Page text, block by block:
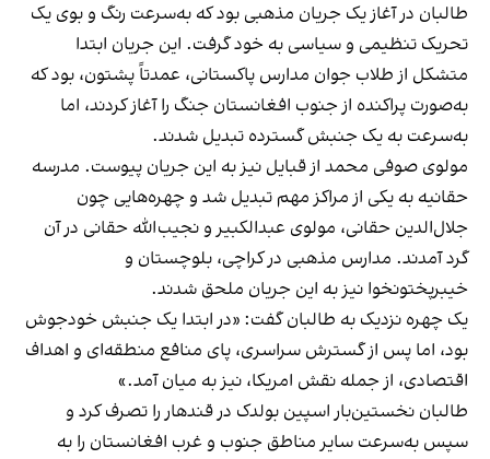
طالبان در آغاز یک جریان مذهبی بود که به‌سرعت رنگ و بوی یک
تحریک تنظیمی و سیاسی به خود گرفت. این جریان ابتدا
متشکل از طلاب جوان مدارس پاکستانی، عمدتاً پشتون، بود که
به‌صورت پراکنده از جنوب افغانستان جنگ را آغاز کردند، اما
به‌سرعت به یک جنبش گسترده تبدیل شدند.
مولوی صوفی محمد از قبایل نیز به این جریان پیوست. مدرسه
حقانیه به یکی از مراکز مهم تبدیل شد و چهره‌هایی چون
جلال‌الدین حقانی، مولوی عبدالکبیر و نجیب‌الله حقانی در آن
گرد آمدند. مدارس مذهبی در کراچی، بلوچستان و
خیبرپختونخوا نیز به این جریان ملحق شدند.
یک چهره نزدیک به طالبان گفت: «در ابتدا یک جنبش خودجوش
بود، اما پس از گسترش سراسری، پای منافع منطقه‌ای و اهداف
اقتصادی، از جمله نقش امریکا، نیز به میان آمد.»
طالبان نخستین‌بار اسپین بولدک در قندهار را تصرف کرد و
سپس به‌سرعت سایر مناطق جنوب و غرب افغانستان را به